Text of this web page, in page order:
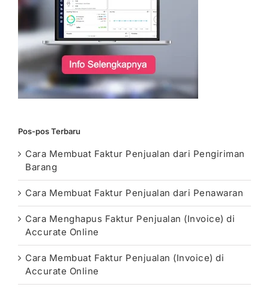
Pos-pos Terbaru
Cara Membuat Faktur Penjualan dari Pengiriman
Barang
Cara Membuat Faktur Penjualan dari Penawaran
Cara Menghapus Faktur Penjualan (Invoice) di
Accurate Online
Cara Membuat Faktur Penjualan (Invoice) di
Accurate Online